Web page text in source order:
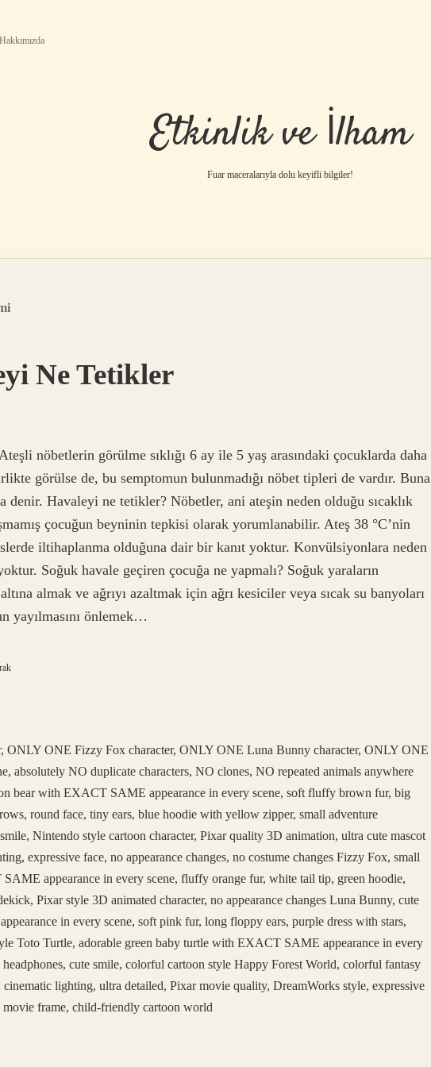
Hakkımızda
Etkinlik ve İlham
Fuar maceralarıyla dolu keyifli bilgiler!
Ne Tetikler
nöbetlerin görülme sıklığı 6 ay ile 5 yaş arasındaki çocuklarda daha
görülse de, bu semptomun bulunmadığı nöbet tipleri de vardır. Buna
denir. Havaleyi ne tetikler? Nöbetler, ani ateşin neden olduğu sıcaklık
çocuğun beyninin tepkisi olarak yorumlanabilir. Ateş 38 °C’nin
iltihaplanma olduğuna dair bir kanıt yoktur. Konvülsiyonlara neden
Soğuk havale geçiren çocuğa ne yapmalı? Soğuk yaraların
almak ve ağrıyı azaltmak için ağrı kesiciler veya sıcak su banyoları
yayılmasını önlemek…
ONLY ONE Fizzy Fox character, ONLY ONE Luna Bunny character, ONLY ONE
absolutely NO duplicate characters, NO clones, NO repeated animals anywhere
bear with EXACT SAME appearance in every scene, soft fluffy brown fur, big
round face, tiny ears, blue hoodie with yellow zipper, small adventure
Nintendo style cartoon character, Pixar quality 3D animation, ultra cute mascot
expressive face, no appearance changes, no costume changes Fizzy Fox, small
appearance in every scene, fluffy orange fur, white tail tip, green hoodie,
Pixar style 3D animated character, no appearance changes Luna Bunny, cute
in every scene, soft pink fur, long floppy ears, purple dress with stars,
Toto Turtle, adorable green baby turtle with EXACT SAME appearance in every
cute smile, colorful cartoon style Happy Forest World, colorful fantasy
lighting, ultra detailed, Pixar movie quality, DreamWorks style, expressive
frame, child-friendly cartoon world